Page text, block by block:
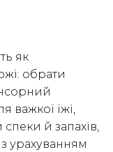
як
обрати
важкої їжі,
й запахів,
урахуванням